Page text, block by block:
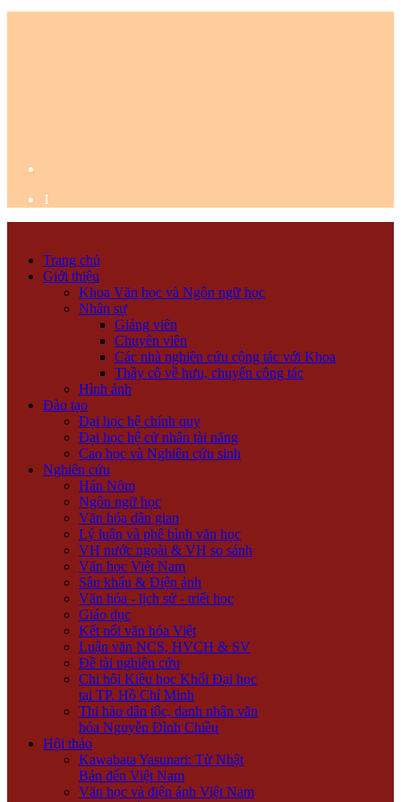
1
Trang chủ
Giới thiệu
Khoa Văn học và Ngôn ngữ học
Nhân sự
Giảng viên
Chuyên viên
Các nhà nghiên cứu cộng tác với Khoa
Thầy cô về hưu, chuyển công tác
Hình ảnh
Đào tạo
Đại học hệ chính quy
Đại học hệ cử nhân tài năng
Cao học và Nghiên cứu sinh
Nghiên cứu
Hán Nôm
Ngôn ngữ học
Văn hóa dân gian
Lý luận và phê bình văn học
VH nước ngoài & VH so sánh
Văn học Việt Nam
Sân khấu & Điện ảnh
Văn hóa - lịch sử - triết học
Giáo dục
Kết nối văn hóa Việt
Luận văn NCS, HVCH & SV
Đề tài nghiên cứu
Chi hội Kiều học Khối Đại học
tại TP. Hồ Chí Minh
Thi hào dân tộc, danh nhân văn
hóa Nguyễn Đình Chiều
Hội thảo
Kawabata Yasunari: Từ Nhật
Bản đến Việt Nam